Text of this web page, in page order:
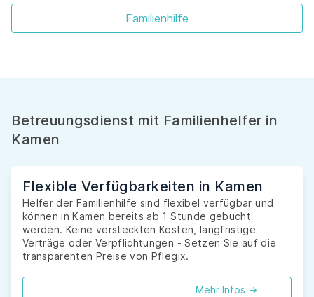
Familienhilfe
Betreuungsdienst mit Familienhelfer in
Kamen
Flexible Verfügbarkeiten in Kamen
Helfer der Familienhilfe sind flexibel verfügbar und
können in Kamen bereits ab 1 Stunde gebucht
werden. Keine versteckten Kosten, langfristige
Verträge oder Verpflichtungen - Setzen Sie auf die
transparenten Preise von Pflegix.
Mehr Infos ->